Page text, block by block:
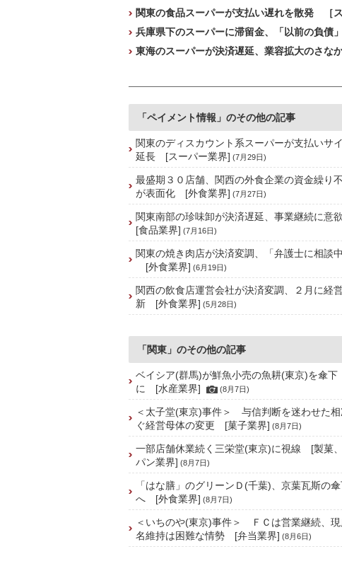
関東の食品スーパーが支払い遅れを散発 ［ス
兵庫県下のスーパーに滞留金、「以前の負
東海のスーパーが決済遅延、業容拡大のさな
「ペイメント情報」のその他の記事
関東のディスカウント系スーパーが支払いサ
延長 [スーパー業界] (7月29日)
最盛期３０店舗、関西の外食企業の資金繰り
が表面化 [外食業界] (7月27日)
関東南部の珍味卸が決済遅延、事業継続に意
[食品業界] (7月16日)
関東の焼き肉店が決済変調、「弁護士に相談中
[外食業界] (6月19日)
関西の飲食店運営会社が決済変調、２月に経
新 [外食業界] (5月28日)
「関東」のその他の記事
ベイシア(群馬)が鮮魚小売の魚耕(東京)を傘下
に [水産業界]
(8月7日)
＜太子堂(東京)事件＞ 与信判断を迷わせた相
ぐ経営母体の変更 [菓子業界] (8月7日)
一部店舗休業続く三栄堂(東京)に視線 [製菓
パン業界] (8月7日)
「はな膳」のグリーンＤ(千葉)、京葉瓦斯の
へ [外食業界] (8月7日)
＜いちのや(東京)事件＞ ＦＣは営業継続、
名維持は困難な情勢 [弁当業界] (8月6日)